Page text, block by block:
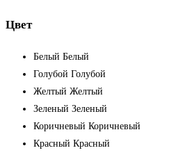
Цвет
Белый Белый
Голубой Голубой
Желтый Желтый
Зеленый Зеленый
Коричневый Коричневый
Красный Красный